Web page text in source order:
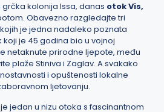
kolonija Issa, danas otok Vis,
Obavezno razgledajte tri
je jedna nadaleko poznata
koji je 45 godina bio u vojnoj
netaknute prirodne ljepote, među
plaže Stiniva i Zaglav. A svakako
i opuštenosti lokalne
ljetovanju.
jedan u nizu otoka s fascinantnom